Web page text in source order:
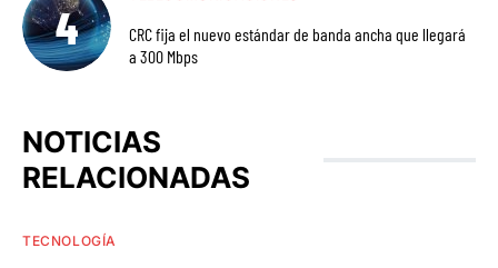
CRC fija el nuevo estándar de banda ancha que llegará
a 300 Mbps
NOTICIAS
RELACIONADAS
TECNOLOGÍA